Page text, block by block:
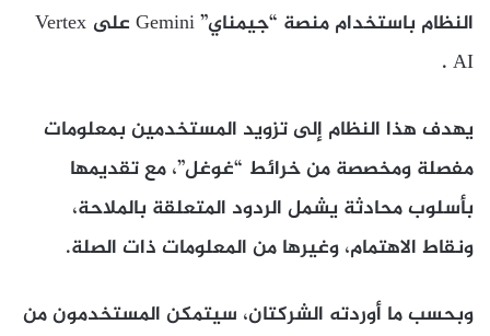
النظام باستخدام منصة “جيمناي” Gemini على Vertex
AI .
يهدف هذا النظام إلى تزويد المستخدمين بمعلومات
مفصلة ومخصصة من خرائط “غوغل”، مع تقديمها
بأسلوب محادثة يشمل الردود المتعلقة بالملاحة،
ونقاط الاهتمام، وغيرها من المعلومات ذات الصلة.
وبحسب ما أوردته الشركتان، سيتمكن المستخدمون من